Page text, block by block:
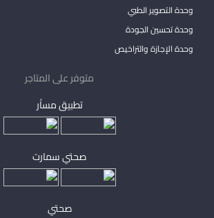
وحدة التصوير الطبي
وحدة تحسين الجودة
وحدة الإجازة والتراخيص
متوفر على المتاجر
تطبيق مساْر
صحتي سمارت
صحتي